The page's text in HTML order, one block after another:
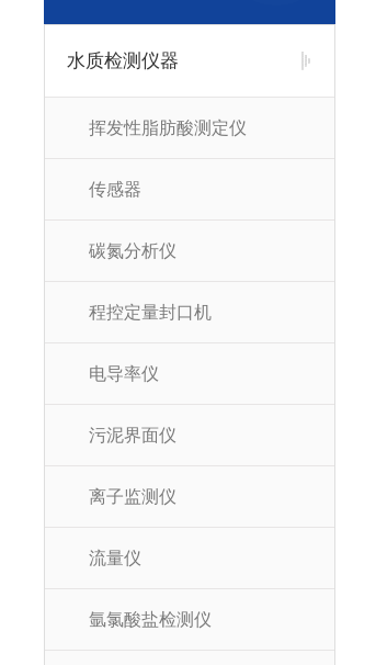
水质检测仪器
挥发性脂肪酸测定仪
传感器
碳氮分析仪
程控定量封口机
电导率仪
污泥界面仪
离子监测仪
流量仪
氩氯酸盐检测仪